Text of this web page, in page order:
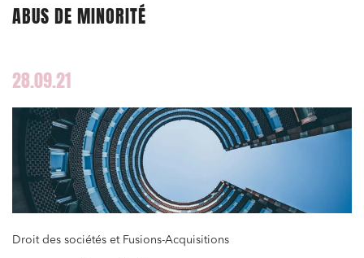
ABUS DE MINORITÉ
28.09.21
Droit des sociétés et Fusions-Acquisitions